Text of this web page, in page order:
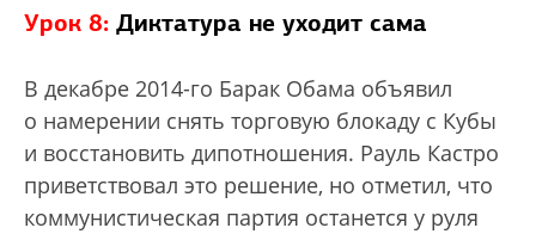
Урок 8: Диктатура не уходит сама
В декабре 2014-го Барак Обама объявил
о намерении снять торговую блокаду с Кубы
и восстановить дипотношения. Рауль Кастро
приветствовал это решение, но отметил, что
коммунистическая партия останется у руля